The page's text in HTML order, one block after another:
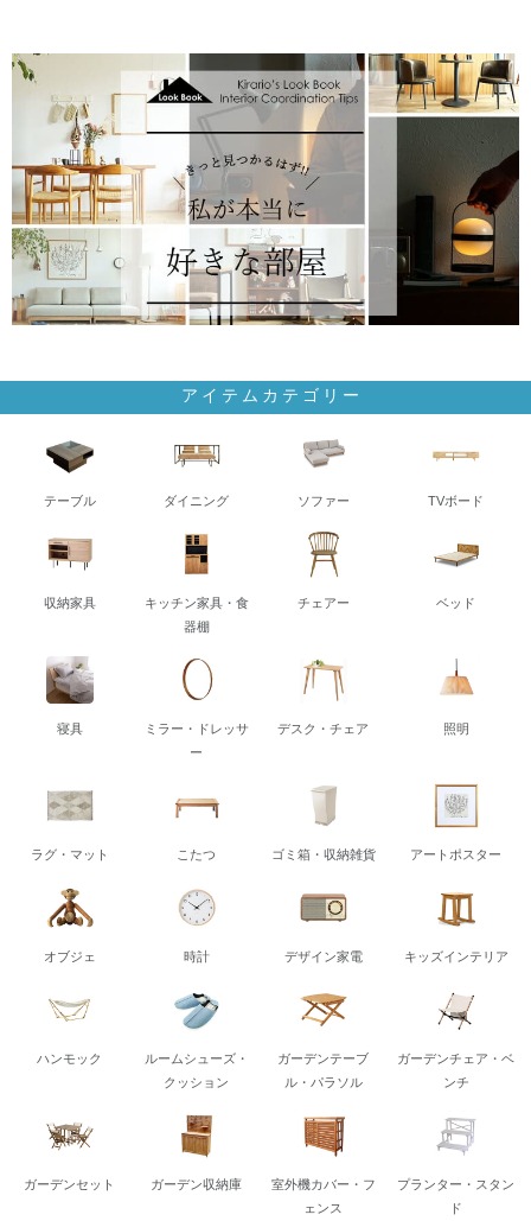
アイテムカテゴリー
テーブル ダイニング ソファー TVボード
収納家具
キッチン家具・食
器棚
チェアー ベッド
寝具
ミラー・ドレッサ
ー
デスク・チェア 照明
ラグ・マット こたつ ゴミ箱・収納雑貨 アートポスター
オブジェ 時計 デザイン家電 キッズインテリア
ハンモック
ルームシューズ・
クッション
ガーデンテーブ
ル・パラソル
ガーデンチェア・ベ
ンチ
ガーデンセット ガーデン収納庫
室外機カバー・フ
ェンス
プランター・スタン
ド